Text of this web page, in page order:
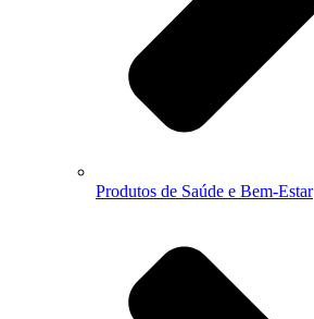
Produtos de Saúde e Bem-Estar